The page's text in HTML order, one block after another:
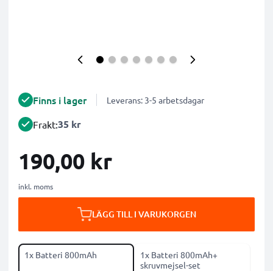
Finns i lager Leverans: 3-5 arbetsdagar
Frakt:35 kr
190,00 kr
inkl. moms
LÄGG TILL I VARUKORGEN
1x Batteri 800mAh
1x Batteri 800mAh+
skruvmejsel-set